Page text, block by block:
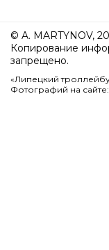
© A. MARTYNOV,
Копирование
запрещено.
«Липецкий
Фотографий на сайте: